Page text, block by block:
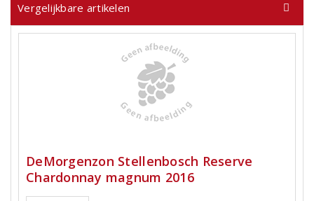
Vergelijkbare artikelen
DeMorgenzon Stellenbosch Reserve
Chardonnay magnum 2016